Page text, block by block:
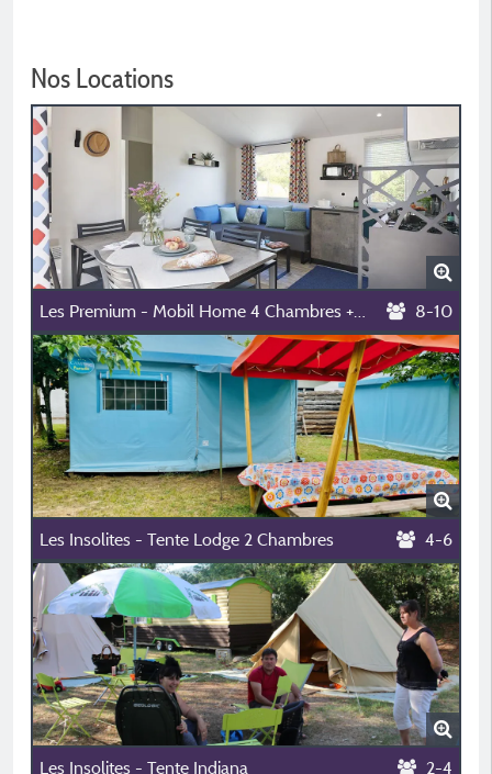
Nos Locations
Les Premium - Mobil Home 4 Chambres + 2 Salles De Bain 8-10
Les Insolites - Tente Lodge 2 Chambres 4-6
Les Insolites - Tente Indiana 2-4